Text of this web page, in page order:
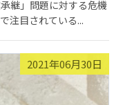
継」問題に対する危機
注目されている...
2021年06月30日